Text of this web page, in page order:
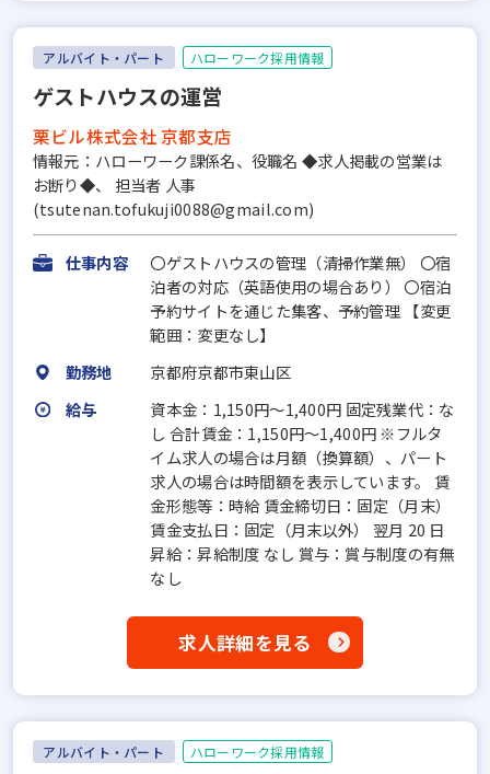
アルバイト・パート ハローワーク採用情報
ゲストハウスの運営
栗ビル株式会社 京都支店
情報元：ハローワーク課係名、役職名 ◆求人掲載の営業は
お断り◆、 担当者 人事
(tsutenan.tofukuji0088@gmail.com)
仕事内容
〇ゲストハウスの管理（清掃作業無） 〇宿
泊者の対応（英語使用の場合あり） 〇宿泊
予約サイトを通じた集客、予約管理 【変更
範囲：変更なし】
勤務地
京都府京都市東山区
給与
資本金：1,150円〜1,400円 固定残業代：な
し 合計賃金：1,150円～1,400円 ※フルタ
イム求人の場合は月額（換算額）、パート
求人の場合は時間額を表示しています。 賃
金形態等：時給 賃金締切日：固定（月末）
賃金支払日：固定（月末以外） 翌月 20 日
昇給：昇給制度 なし 賞与：賞与制度の有無
なし
求人詳細を見る
アルバイト・パート ハローワーク採用情報